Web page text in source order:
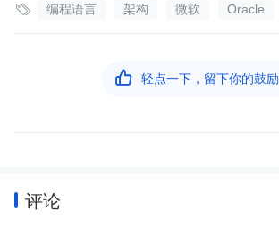
 编程语言 架构 微软 Oracle
 轻点一下，留下你的鼓励
评论